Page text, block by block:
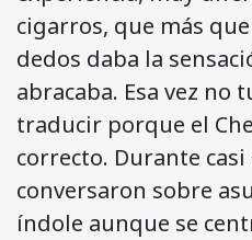
cigarros, que más
dedos daba la
abracaba. Esa vez no
traducir porque el
correcto. Durante
conversaron sobre
índole aunque se